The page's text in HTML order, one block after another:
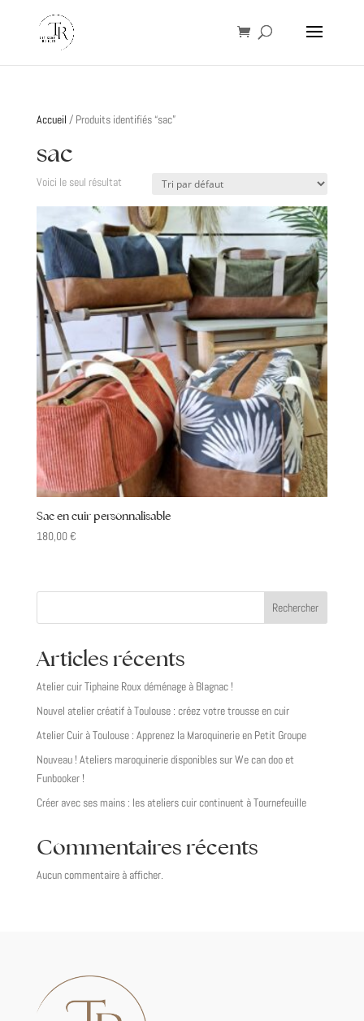
Accueil / Produits identifiés “sac”
sac
Voici le seul résultat
Sac en cuir personnalisable
180,00€
Rechercher
Articles récents
Atelier cuir Tiphaine Roux déménage à Blagnac !
Nouvel atelier créatif à Toulouse : créez votre trousse en cuir
Atelier Cuir à Toulouse : Apprenez la Maroquinerie en Petit Groupe
Nouveau ! Ateliers maroquinerie disponibles sur We can doo et
Funbooker !
Créer avec ses mains : les ateliers cuir continuent à Tournefeuille
Commentaires récents
Aucun commentaire à afficher.